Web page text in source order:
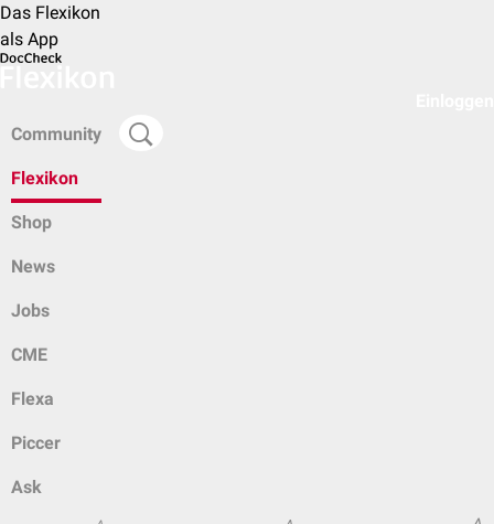
Das Flexikon
als App
Community
Flexikon
Shop
News
Jobs
CME
Flexa
Piccer
Ask